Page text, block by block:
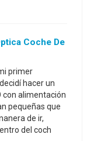
Coche De
primer
hacer un
con alimentación
pequeñas que
de ir,
del coch